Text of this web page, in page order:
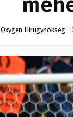
Oxygen Hirügynökség -